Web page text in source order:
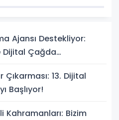
Ajansı Destekliyor:
Dijital Çağda
Başlıyor!
Çıkarması: 13. Dijital
Başlıyor!
Kahramanları: Bizim